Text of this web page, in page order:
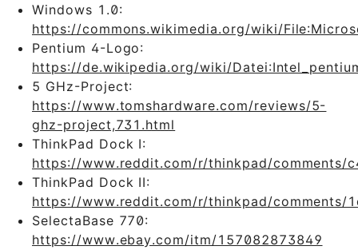
Windows 1.0:
https://commons.wikimedia.org/wiki/
Pentium 4-Logo:
https://de.wikipedia.org/wiki/
5 GHz-Project:
https://www.tomshardware.com/reviews/5-
ghz-project,731.html
ThinkPad Dock I:
https://www.reddit.com/r/thinkpad/comments/
ThinkPad Dock II:
https://www.reddit.com/r/thinkpad/comments/
SelectaBase 770:
https://www.ebay.com/itm/157082873849